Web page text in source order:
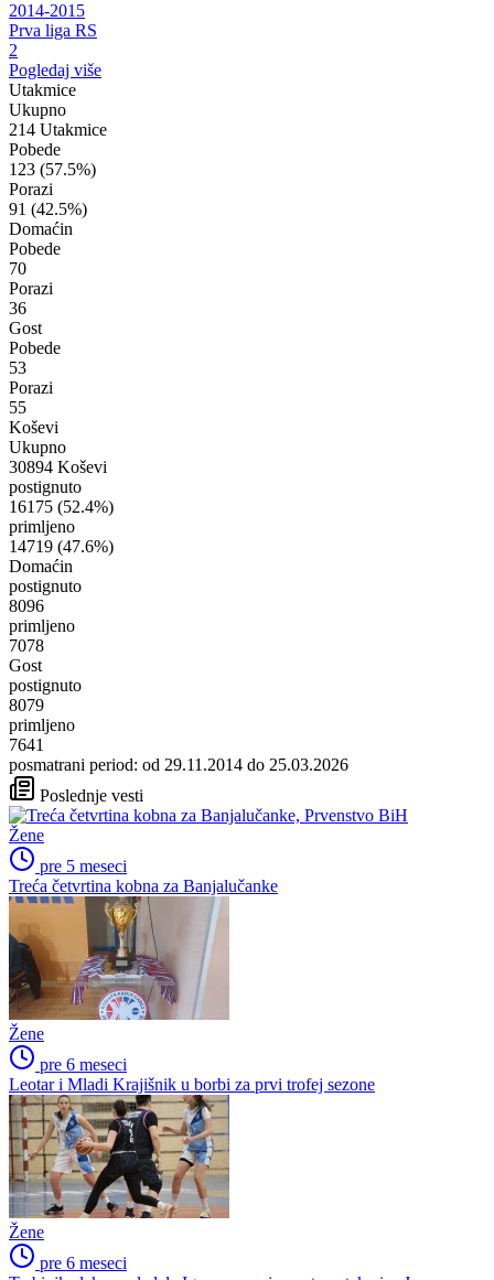
2014-2015
Prva liga RS
2
Pogledaj više
Utakmice
Ukupno
214 Utakmice
Pobede
123 (57.5%)
Porazi
91 (42.5%)
Domaćin
Pobede
70
Porazi
36
Gost
Pobede
53
Porazi
55
Koševi
Ukupno
30894 Koševi
postignuto
16175 (52.4%)
primljeno
14719 (47.6%)
Domaćin
postignuto
8096
primljeno
7078
Gost
postignuto
8079
primljeno
7641
posmatrani period: od 29.11.2014 do 25.03.2026
Poslednje vesti
Žene
pre 5 meseci
Treća četvrtina kobna za Banjalučanke
Žene
pre 6 meseci
Leotar i Mladi Krajišnik u borbi za prvi trofej sezone
Žene
pre 6 meseci